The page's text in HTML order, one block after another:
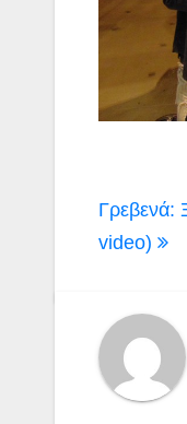
Γρεβενά:
video)